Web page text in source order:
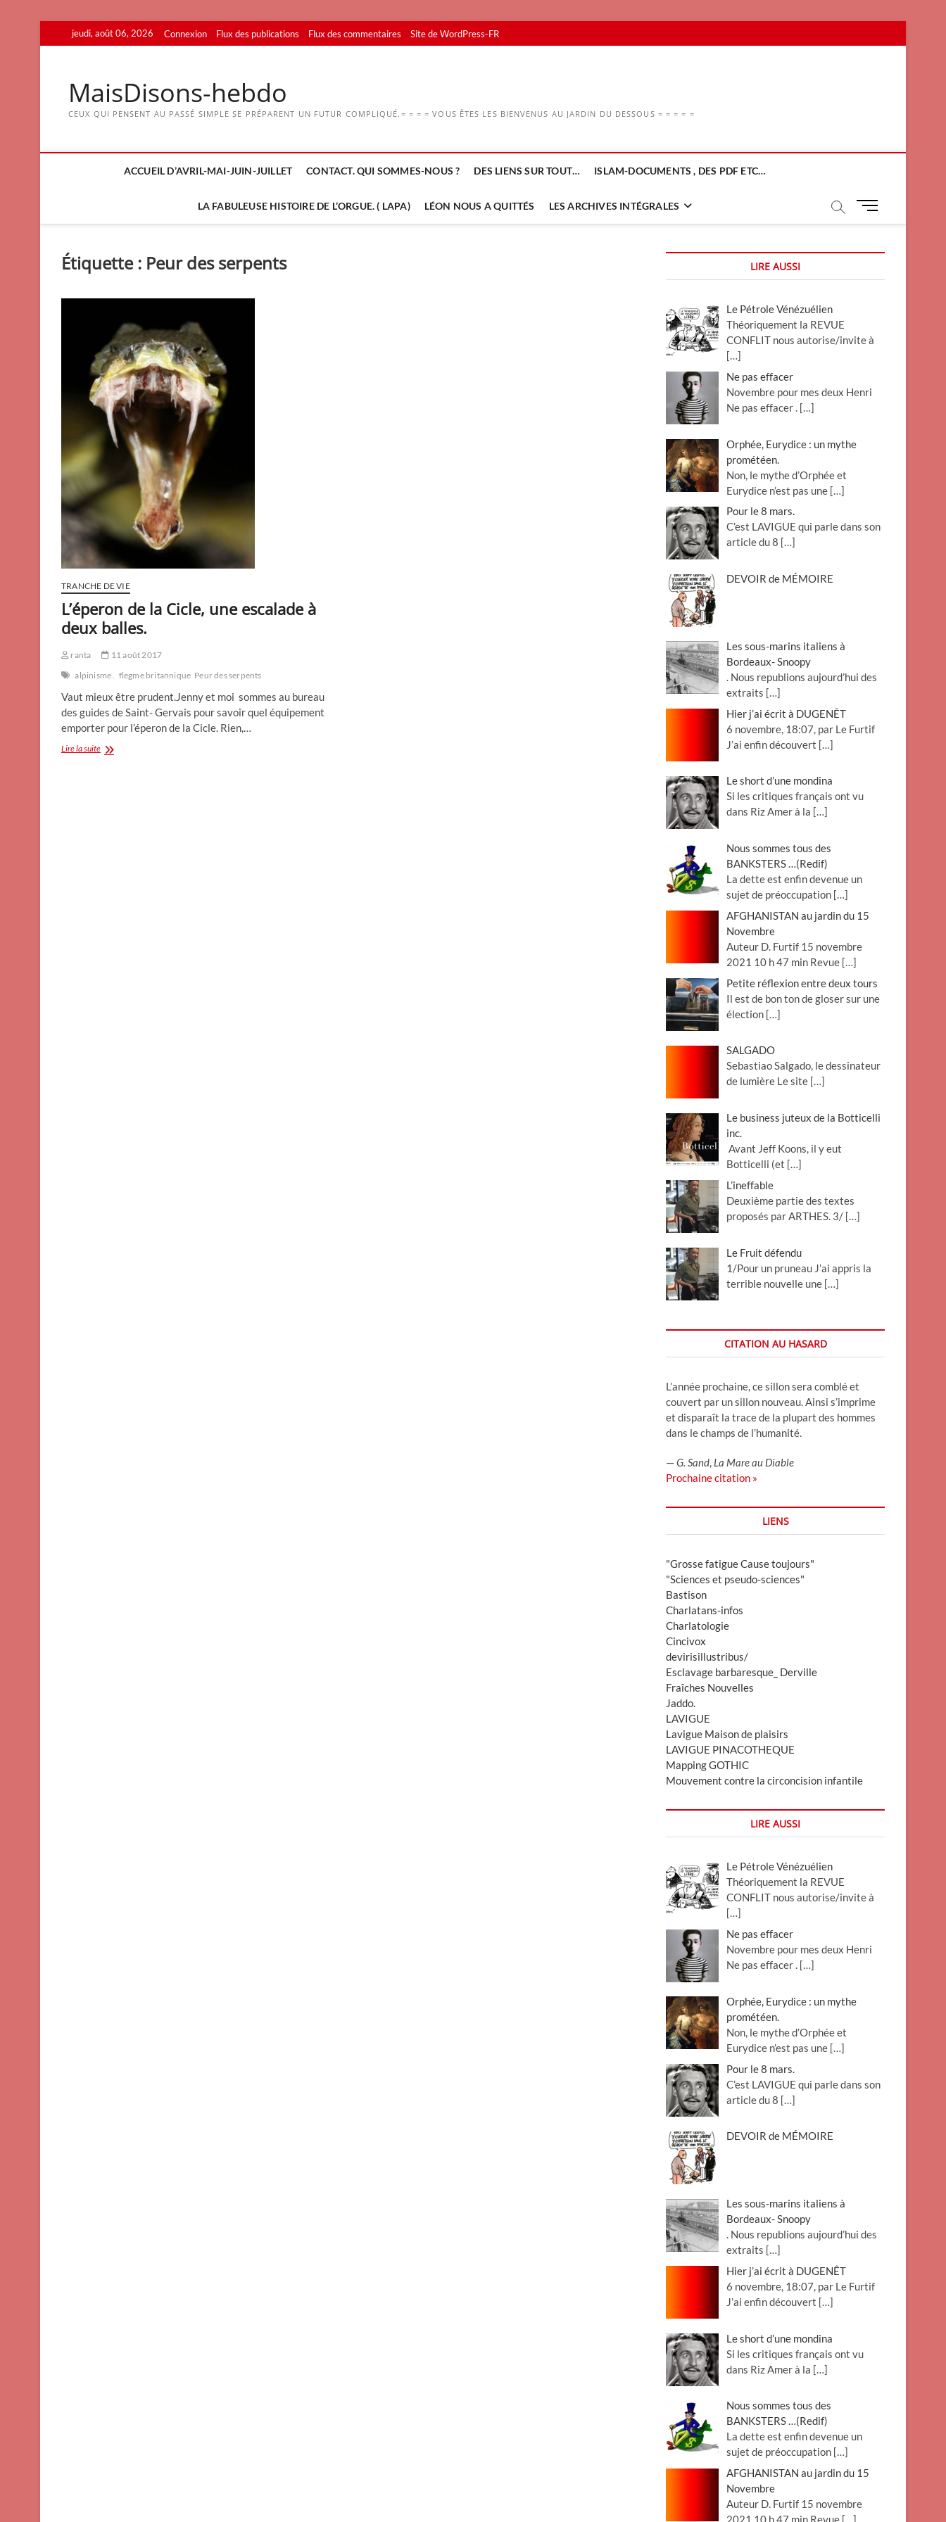
to
jeudi, août 06, 2026 Connexion Flux des publications Flux des commentaires Site de WordPress-FR
MaisDisons-hebdo
CEUX QUI PENSENT AU PASSÉ SIMPLE SE PRÉPARENT UN FUTUR COMPLIQUÉ.= = = = VOUS ÊTES LES BIENVENUS AU JARDIN DU DESSOUS = = = = =
ACCUEIL D’AVRIL-MAI-JUIN-JUILLET CONTACT. QUI SOMMES-NOUS ? DES LIENS SUR TOUT… ISLAM-DOCUMENTS , DES PDF ETC…
LA FABULEUSE HISTOIRE DE L’ORGUE. ( LAPA) LÉON NOUS A QUITTÉS LES ARCHIVES INTÉGRALES
M
u
u
n
Étiquette : Peur des serpents
TRANCHE DE VIE
L’éperon de la Cicle, une escalade à
deux balles.
ranta
11 août 2017
alpinisme . flegme britannique Peur des serpents
Vaut mieux être prudent.Jenny et moi sommes au bureau
des guides de Saint- Gervais pour savoir quel équipement
emporter pour l’éperon de la Cicle. Rien,…
Lire la suiteL’éperon
LIRE AUSSI
Le Pétrole Vénézuélien
Théoriquement la REVUE
CONFLIT nous autorise/invite à
[…]
Ne pas effacer
Novembre pour mes deux Henri
Ne pas effacer . […]
Orphée, Eurydice : un mythe
prométéen.
Non, le mythe d’Orphée et
Eurydice n’est pas une […]
Pour le 8 mars.
C’est LAVIGUE qui parle dans son
article du 8 […]
DEVOIR de MÉMOIRE
Les sous-marins italiens à
Bordeaux- Snoopy
. Nous republions aujourd’hui des
extraits […]
Hier j’ai écrit à DUGENÊT
6 novembre, 18:07, par Le Furtif
J’ai enfin découvert […]
Le short d’une mondina
Si les critiques français ont vu
dans Riz Amer à la […]
Nous sommes tous des
BANKSTERS …(Redif)
La dette est enfin devenue un
sujet de préoccupation […]
AFGHANISTAN au jardin du 15
Novembre
Auteur D. Furtif 15 novembre
2021 10 h 47 min Revue […]
Petite réflexion entre deux tours
Il est de bon ton de gloser sur une
élection […]
SALGADO
Sebastiao Salgado, le dessinateur
de lumière Le site […]
Le business juteux de la Botticelli
inc.
Avant Jeff Koons, il y eut
Botticelli (et […]
L’ineffable
Deuxième partie des textes
proposés par ARTHES. 3/ […]
Le Fruit défendu
1/Pour un pruneau J’ai appris la
terrible nouvelle une […]
CITATION AU HASARD
L’année prochaine, ce sillon sera comblé et
couvert par un sillon nouveau. Ainsi s’imprime
et disparaît la trace de la plupart des hommes
dans le champs de l’humanité.
—G. Sand, La Mare au Diable
Prochaine citation »
LIENS
"Grosse fatigue Cause toujours"
"Sciences et pseudo-sciences"
Bastison
Charlatans-infos
Charlatologie
Cincivox
devirisillustribus/
Esclavage barbaresque_ Derville
Fraîches Nouvelles
Jaddo.
LAVIGUE
Lavigue Maison de plaisirs
LAVIGUE PINACOTHEQUE
Mapping GOTHIC
Mouvement contre la circoncision infantile
LIRE AUSSI
Le Pétrole Vénézuélien
Théoriquement la REVUE
CONFLIT nous autorise/invite à
[…]
Ne pas effacer
Novembre pour mes deux Henri
Ne pas effacer . […]
Orphée, Eurydice : un mythe
prométéen.
Non, le mythe d’Orphée et
Eurydice n’est pas une […]
Pour le 8 mars.
C’est LAVIGUE qui parle dans son
article du 8 […]
DEVOIR de MÉMOIRE
Les sous-marins italiens à
Bordeaux- Snoopy
. Nous republions aujourd’hui des
extraits […]
Hier j’ai écrit à DUGENÊT
6 novembre, 18:07, par Le Furtif
J’ai enfin découvert […]
Le short d’une mondina
Si les critiques français ont vu
dans Riz Amer à la […]
Nous sommes tous des
BANKSTERS …(Redif)
La dette est enfin devenue un
sujet de préoccupation […]
AFGHANISTAN au jardin du 15
Novembre
Auteur D. Furtif 15 novembre
2021 10 h 47 min Revue […]